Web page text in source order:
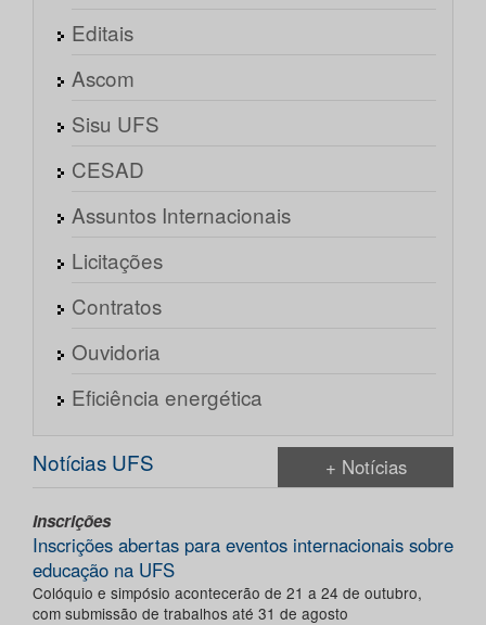
Editais
Ascom
Sisu UFS
CESAD
Assuntos Internacionais
Licitações
Contratos
Ouvidoria
Eficiência energética
Notícias UFS + Notícias
Inscrições
Inscrições abertas para eventos internacionais sobre
educação na UFS
Colóquio e simpósio acontecerão de 21 a 24 de outubro,
com submissão de trabalhos até 31 de agosto